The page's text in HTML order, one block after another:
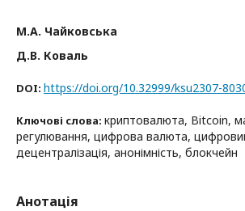
М.А. Чайковська
Д.В. Коваль
DOI: https://doi.org/10.32999/ksu2307-
Ключові слова: криптовалюта, Bitcoin,
регулювання, цифрова валюта,
децентралізація, анонімність, блокчейн
Анотація